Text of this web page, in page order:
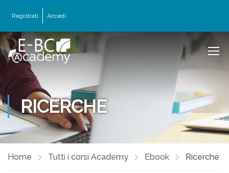
Registrati Accedi
RICERCHE
Home Tutti i corsi Academy Ebook Ricerche